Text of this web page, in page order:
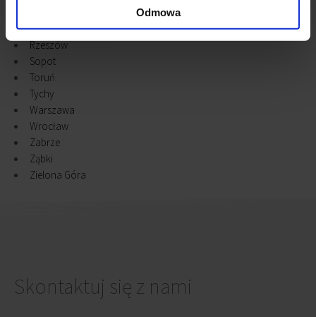
Odmowa
Rybnik
Rzeszów
Sopot
Toruń
Tychy
Warszawa
Wrocław
Zabrze
Ząbki
Zielona Góra
Skontaktuj się z nami